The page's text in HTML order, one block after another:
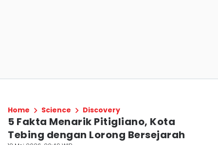
Home Science Discovery
5 Fakta Menarik Pitigliano, Kota
Tebing dengan Lorong Bersejarah